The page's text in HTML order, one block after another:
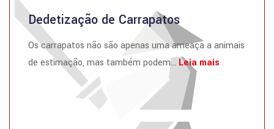
Dedetização de Carrapatos
Os carrapatos não são apenas uma ameaça a animais
de estimação, mas também podem... Leia mais